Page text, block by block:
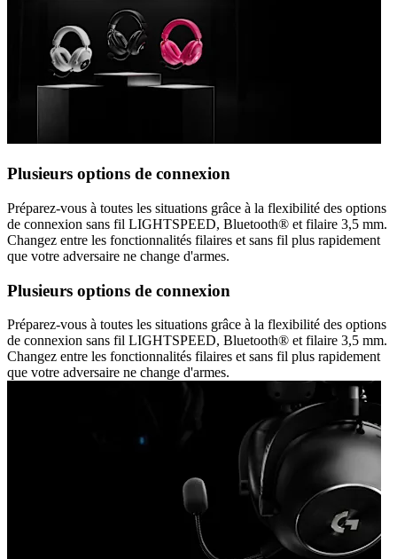
Plusieurs options de connexion
Préparez-vous à toutes les situations grâce à la flexibilité des options
de connexion sans fil LIGHTSPEED, Bluetooth® et filaire 3,5 mm.
Changez entre les fonctionnalités filaires et sans fil plus rapidement
que votre adversaire ne change d'armes.
Plusieurs options de connexion
Préparez-vous à toutes les situations grâce à la flexibilité des options
de connexion sans fil LIGHTSPEED, Bluetooth® et filaire 3,5 mm.
Changez entre les fonctionnalités filaires et sans fil plus rapidement
que votre adversaire ne change d'armes.